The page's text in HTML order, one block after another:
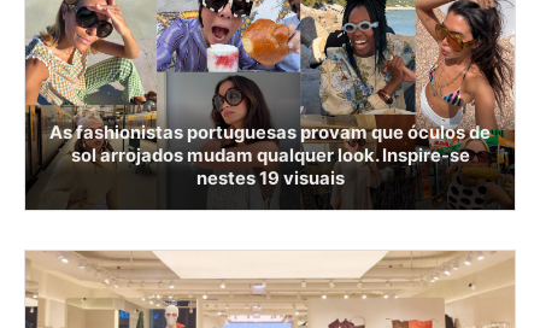
As fashionistas portuguesas provam que óculos de
sol arrojados mudam qualquer look. Inspire-se
nestes 19 visuais